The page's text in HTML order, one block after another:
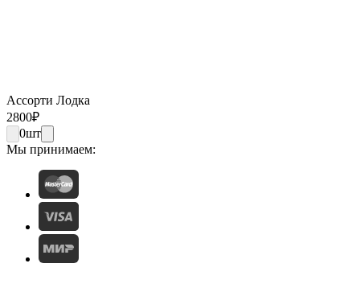
Ассорти Лодка
2800₽
0шт
Мы принимаем: